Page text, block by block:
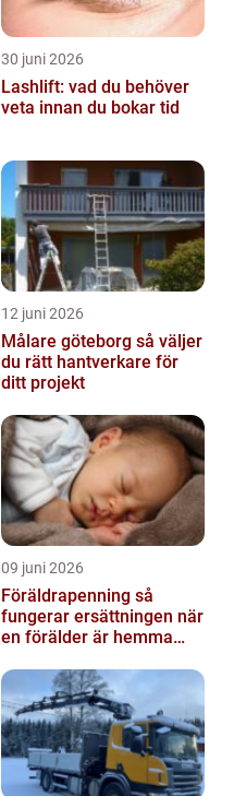
30 juni 2026
Lashlift: vad du behöver
veta innan du bokar tid
12 juni 2026
Målare göteborg så väljer
du rätt hantverkare för
ditt projekt
09 juni 2026
Föräldrapenning så
fungerar ersättningen när
en förälder är hemma